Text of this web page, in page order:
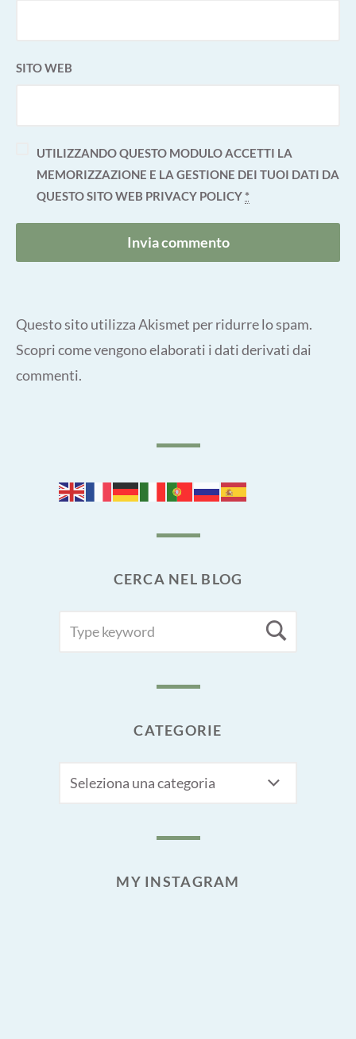
SITO WEB
UTILIZZANDO QUESTO MODULO ACCETTI LA
MEMORIZZAZIONE E LA GESTIONE DEI TUOI DATI DA
QUESTO SITO WEB PRIVACY POLICY*
Questo sito utilizza Akismet per ridurre lo spam.
Scopri come vengono elaborati i dati derivati dai
commenti.
CERCA NEL BLOG
FOR:
CATEGORIE
MY INSTAGRAM